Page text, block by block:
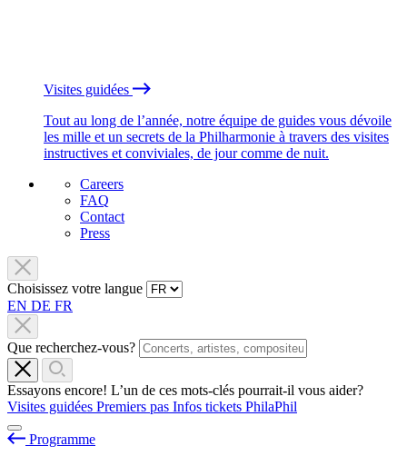
Visites guidées
Tout au long de l’année, notre équipe de guides vous dévoile
les mille et un secrets de la Philharmonie à travers des visites
instructives et conviviales, de jour comme de nuit.
Careers
FAQ
Contact
Press
Choisissez votre langue
EN DE FR
Que recherchez-vous?
Essayons encore! L’un de ces mots-clés pourrait-il vous aider?
Visites guidées Premiers pas Infos tickets PhilaPhil
Programme